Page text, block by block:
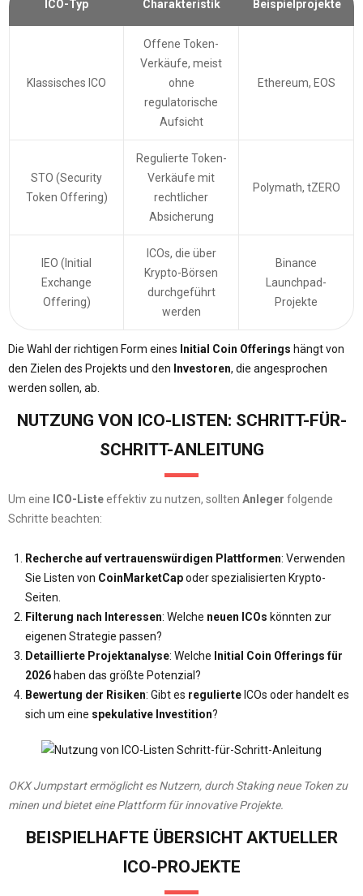
ICO-Typ Charakteristik Beispielprojekte
Klassisches ICO
Offene Token-
Verkäufe, meist
ohne
regulatorische
Aufsicht
Ethereum, EOS
STO (Security
Token Offering)
Regulierte Token-
Verkäufe mit
rechtlicher
Absicherung
Polymath, tZERO
IEO (Initial
Exchange
Offering)
ICOs, die über
Krypto-Börsen
durchgeführt
werden
Binance
Launchpad-
Projekte
Die Wahl der richtigen Form eines Initial Coin Offerings hängt von
den Zielen des Projekts und den Investoren, die angesprochen
werden sollen, ab.
NUTZUNG VON ICO-LISTEN: SCHRITT-FÜR-
SCHRITT-ANLEITUNG
Um eine ICO-Listeeffektiv zu nutzen, sollten Anleger folgende
Schritte beachten:
Recherche auf vertrauenswürdigen Plattformen: Verwenden
Sie Listen von CoinMarketCapoder spezialisierten Krypto-
Seiten.
Filterung nach Interessen: Welche neuen ICOs könnten zur
eigenen Strategie passen?
Detaillierte Projektanalyse: Welche Initial Coin Offerings für
2026haben das größte Potenzial?
Bewertung der Risiken: Gibt es regulierteICOs oder handelt es
sich um eine spekulative Investition?
OKX Jumpstart ermöglicht es Nutzern, durch Staking neue Token zu
minen und bietet eine Plattform für innovative Projekte.
BEISPIELHAFTE ÜBERSICHT AKTUELLER
ICO-PROJEKTE